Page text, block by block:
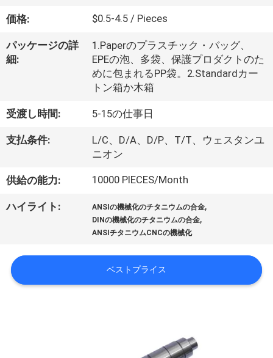
ち
に
い
工
ー
価格: $0.5-4.5 / Pieces
パッケージの詳
細:
1.Paperのプラスチック・バッグ、
EPEの泡、多袋、保護プロダクトのた
めに包まれるPP袋。2.Standardカー
トン箱か木箱
受渡し時間: 5-15の仕事日
支払条件:
L/C、D/A、D/P、T/T、ウェスタンユ
ニオン
供給の能力: 10000 PIECES/Month
ハイライト: ANSIの機械化のチタニウムの合金,
DINの機械化のチタニウムの合金,
ANSIチタニウムCNCの機械化
ベストプライス